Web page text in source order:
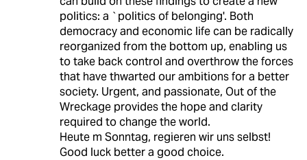
politics: a `politics of belonging'. Both
democracy and economic life can be radically
reorganized from the bottom up, enabling us
to take back control and overthrow the forces
that have thwarted our ambitions for a better
society. Urgent, and passionate, Out of the
Wreckage provides the hope and clarity
required to change the world.
Heute m Sonntag, regieren wir uns selbst!
Good luck better a good choice.